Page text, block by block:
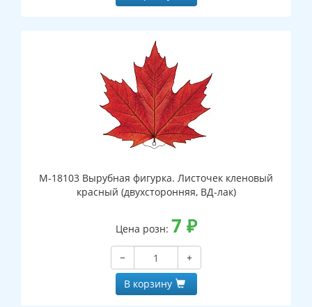
М-18103 Вырубная фигурка. Листочек кленовый
красный (двухсторонняя, ВД-лак)
Цена розн: 7 ₽
−
+
В корзину